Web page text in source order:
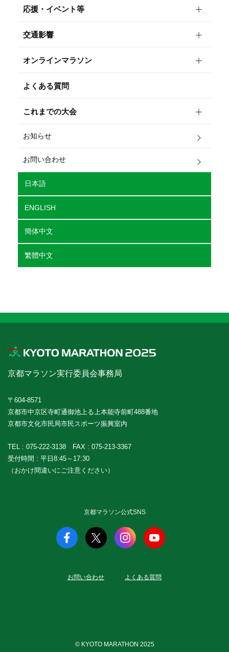
応援・イベント等
交通影響
オンラインマラソン
よくある質問
これまでの大会
お知らせ
お問い合わせ
日本語
ENGLISH
簡体中文
繁體中文
京都マラソン実行委員会事務局
〒604-8571
京都市中京区寺町通御池上る上本能寺前町488番地
京都市文化市民局市民スポーツ振興室内
TEL : 075-222-3138
FAX : 075-213-3367
受付時間 : 平日8:45～17:30
（おかけ間違いにご注意ください）
京都マラソン公式SNS
お問い合わせ よくある質問
© KYOTO MARATHON 2025